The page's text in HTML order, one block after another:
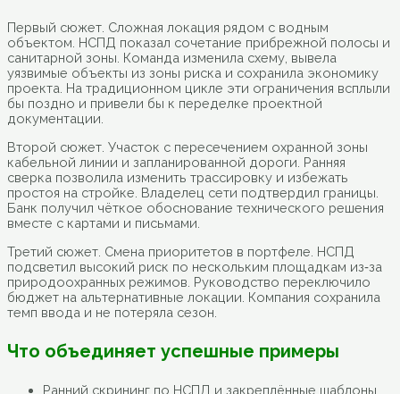
Первый сюжет. Сложная локация рядом с водным
объектом. НСПД показал сочетание прибрежной полосы и
санитарной зоны. Команда изменила схему, вывела
уязвимые объекты из зоны риска и сохранила экономику
проекта. На традиционном цикле эти ограничения всплыли
бы поздно и привели бы к переделке проектной
документации.
Второй сюжет. Участок с пересечением охранной зоны
кабельной линии и запланированной дороги. Ранняя
сверка позволила изменить трассировку и избежать
простоя на стройке. Владелец сети подтвердил границы.
Банк получил чёткое обоснование технического решения
вместе с картами и письмами.
Третий сюжет. Смена приоритетов в портфеле. НСПД
подсветил высокий риск по нескольким площадкам из‑за
природоохранных режимов. Руководство переключило
бюджет на альтернативные локации. Компания сохранила
темп ввода и не потеряла сезон.
Что объединяет успешные примеры
Ранний скрининг по НСПД и закреплённые шаблоны